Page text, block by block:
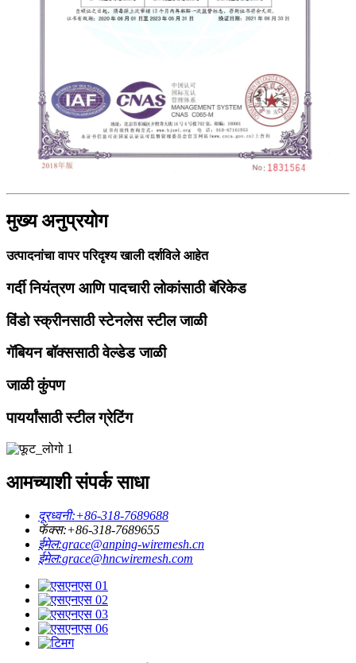
मुख्य अनुप्रयोग
उत्पादनांचा वापर परिदृश्य खाली दर्शविले आहेत
गर्दी नियंत्रण आणि पादचारी लोकांसाठी बॅरिकेड
विंडो स्क्रीनसाठी स्टेनलेस स्टील जाळी
गॅबियन बॉक्ससाठी वेल्डेड जाळी
जाळी कुंपण
पायर्यांसाठी स्टील ग्रेटिंग
आमच्याशी संपर्क साधा
दूरध्वनी:+86-318-7689688
फॅक्स:+86-318-7689655
ईमेल:grace@anping-wiremesh.cn
ईमेल:grace@hncwiremesh.com